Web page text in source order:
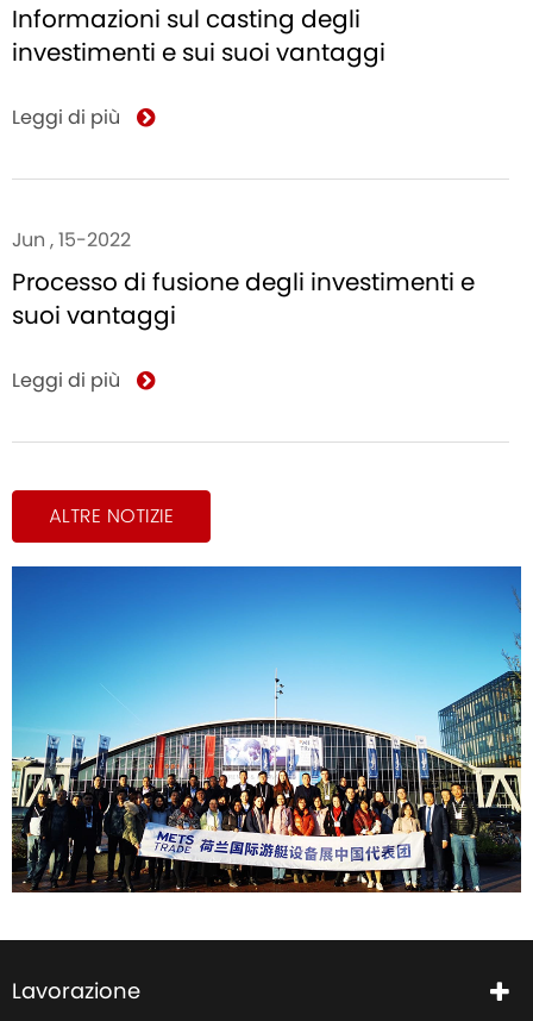
Informazioni sul casting degli
investimenti e sui suoi vantaggi
Leggi di più
Jun , 15-2022
Processo di fusione degli investimenti e
suoi vantaggi
Leggi di più
ALTRE NOTIZIE
Lavorazione